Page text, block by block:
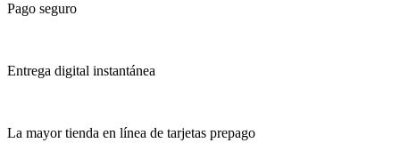
Pago seguro
Entrega digital instantánea
La mayor tienda en línea de tarjetas prepago